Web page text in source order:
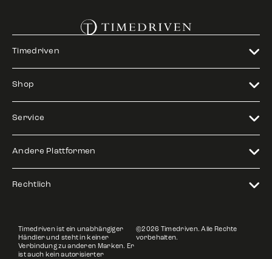
Timedriven
Shop
Service
Andere Plattformen
Rechtlich
Timedriven ist ein unabhängiger
Händler und steht in keiner
Verbindung zu anderen Marken. Er
ist auch kein autorisierter
©2026 Timedriven. Alle Rechte
vorbehalten.